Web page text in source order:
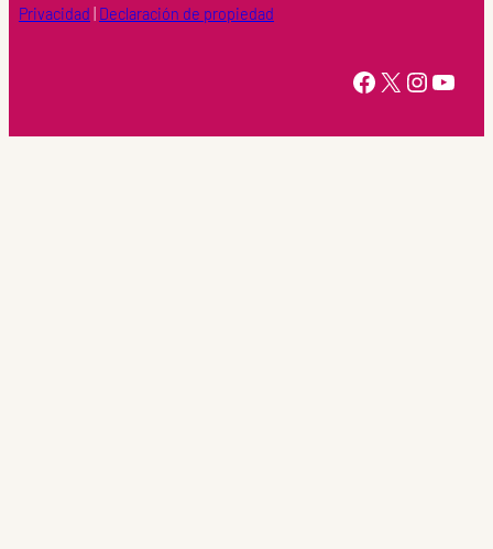
Privacidad Declaración de propiedad
https://www.facebook.com/Ahtziri-Cardenas-147415518616960/ X Instagram YouTube